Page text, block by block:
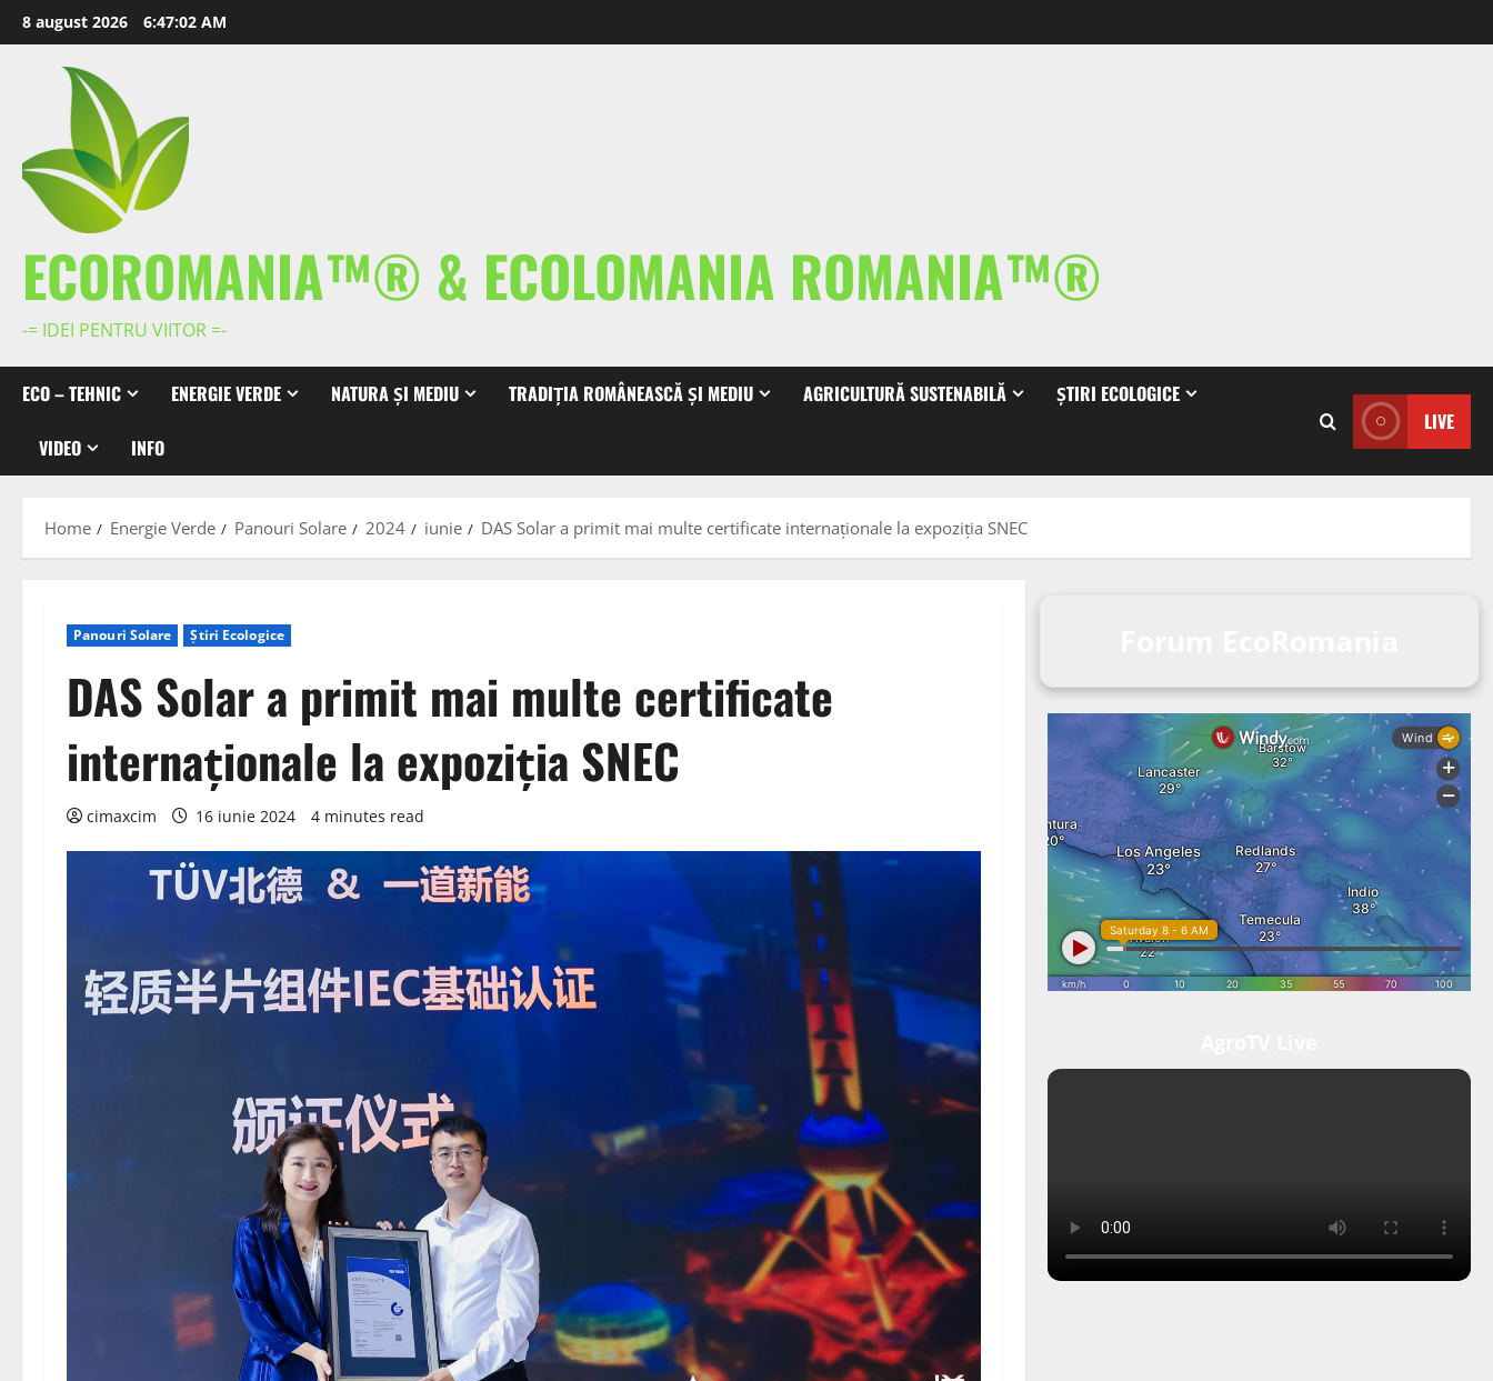
Skip
to
content
8 august 2026 6:47:03 AM
ECOROMANIA™® & ECOLOMANIA ROMANIA™®
-= IDEI PENTRU VIITOR =-
ECO – TEHNIC ENERGIE VERDE NATURA ȘI MEDIU TRADIȚIA ROMÂNEASCĂ ȘI MEDIU AGRICULTURĂ SUSTENABILĂ ȘTIRI ECOLOGICE
VIDEO INFO
LIVE
Home Energie Verde Panouri Solare 2024 iunie DAS Solar a primit mai multe certificate internaționale la expoziția SNEC
Panouri Solare Știri Ecologice
DAS Solar a primit mai multe certificate
internaționale la expoziția SNEC
cimaxcim 16 iunie 2024 4 minutes read